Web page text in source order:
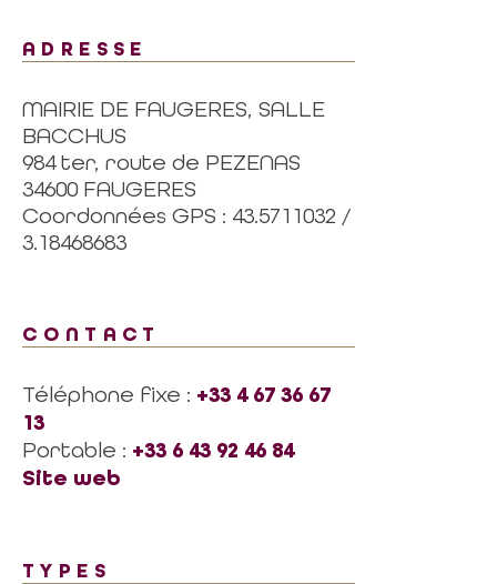
ADRESSE
MAIRIE DE FAUGERES, SALLE
BACCHUS
984 ter, route de PEZENAS
34600 FAUGERES
Coordonnées GPS : 43.5711032 /
3.18468683
CONTACT
Téléphone fixe : +33 4 67 36 67
13
Portable : +33 6 43 92 46 84
Site web
TYPES